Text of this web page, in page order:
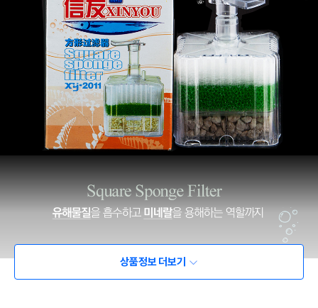
상품정보 더보기